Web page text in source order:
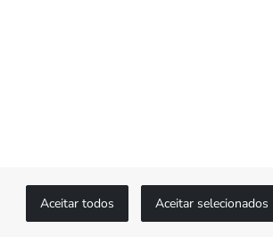
Aceitar todos Aceitar selecionados
MONTBLANC
Fixo: (62) 3920-2050